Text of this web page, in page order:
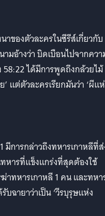
าของตัวละครในซีรีส์เกี่ยวกับ
มอ้างว่า บิดเบือนไปจากคว
ได้มีการพูดถึงกล้วยไม้
แต่ตัวละครเรียกมันว่า ‘ผีแ
มีการกล่าวถึงทหารเกาหลีที่
หารที่แข็งแกร่งที่สุดต้องใช้
าทหารเกาหลี 1 คน และทหา
ฉายาว่าเป็น ‘วีรบุรุษแห่ง